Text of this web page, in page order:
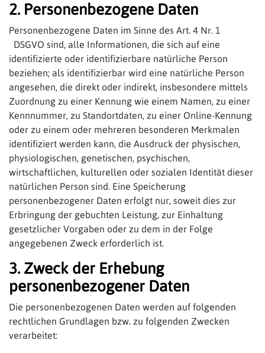
2. Personenbezogene Daten
Personenbezogene Daten im Sinne des Art. 4 Nr. 1
DSGVO sind, alle Informationen, die sich auf eine
identifizierte oder identifizierbare natürliche Person
beziehen; als identifizierbar wird eine natürliche Person
angesehen, die direkt oder indirekt, insbesondere mittels
Zuordnung zu einer Kennung wie einem Namen, zu einer
Kennnummer, zu Standortdaten, zu einer Online-Kennung
oder zu einem oder mehreren besonderen Merkmalen
identifiziert werden kann, die Ausdruck der physischen,
physiologischen, genetischen, psychischen,
wirtschaftlichen, kulturellen oder sozialen Identität dieser
natürlichen Person sind. Eine Speicherung
personenbezogener Daten erfolgt nur, soweit dies zur
Erbringung der gebuchten Leistung, zur Einhaltung
gesetzlicher Vorgaben oder zu dem in der Folge
angegebenen Zweck erforderlich ist.
3. Zweck der Erhebung
personenbezogener Daten
Die personenbezogenen Daten werden auf folgenden
rechtlichen Grundlagen bzw. zu folgenden Zwecken
verarbeitet: